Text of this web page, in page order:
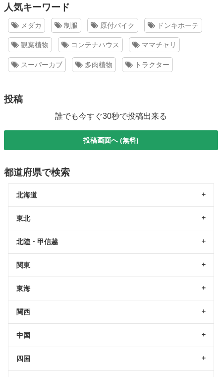
人気キーワード
メダカ 制服 原付バイク ドンキホーテ
観葉植物 コンテナハウス ママチャリ
スーパーカブ 多肉植物 トラクター
投稿
誰でも今すぐ30秒で投稿出来る
投稿画面へ (無料)
都道府県で検索
北海道
東北
北陸・甲信越
関東
東海
関西
中国
四国